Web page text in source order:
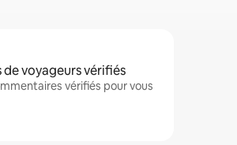
voyageurs vérifiés
vérifiés pour vous